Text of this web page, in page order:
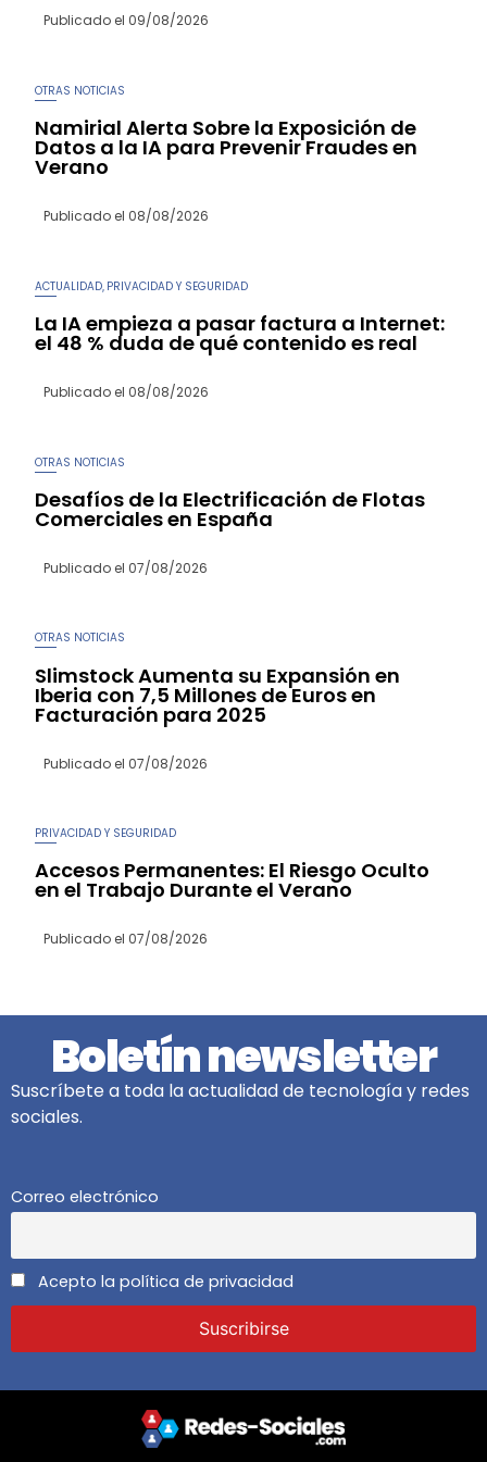
Publicado el 09/08/2026
OTRAS NOTICIAS
Namirial Alerta Sobre la Exposición de
Datos a la IA para Prevenir Fraudes en
Verano
Publicado el 08/08/2026
ACTUALIDAD PRIVACIDAD Y SEGURIDAD
La IA empieza a pasar factura a Internet:
el 48 % duda de qué contenido es real
Publicado el 08/08/2026
OTRAS NOTICIAS
Desafíos de la Electrificación de Flotas
Comerciales en España
Publicado el 07/08/2026
OTRAS NOTICIAS
Slimstock Aumenta su Expansión en
Iberia con 7,5 Millones de Euros en
Facturación para 2025
Publicado el 07/08/2026
PRIVACIDAD Y SEGURIDAD
Accesos Permanentes: El Riesgo Oculto
en el Trabajo Durante el Verano
Publicado el 07/08/2026
Boletín newsletter
Suscríbete a toda la actualidad de tecnología y redes
sociales.
Correo electrónico
Acepto la política de privacidad